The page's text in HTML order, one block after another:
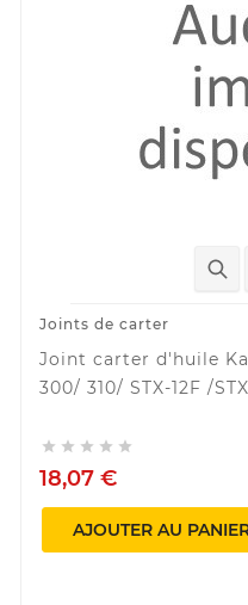
Joints de carter
Joint carter d'huile
300/ 310/ STX-12F /
    
18,07 €
AJOUTER AU